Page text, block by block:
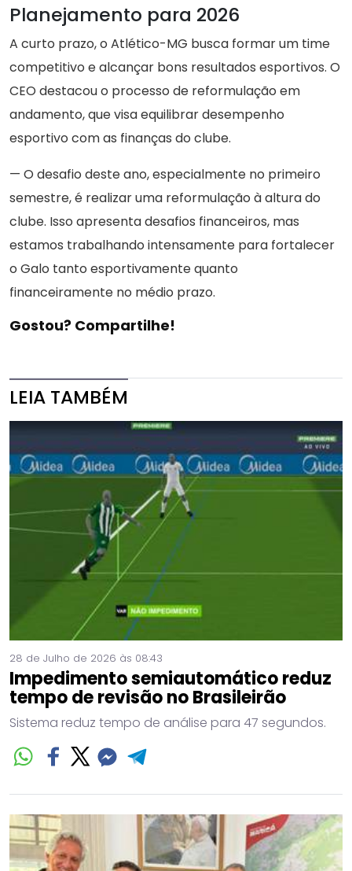
Planejamento para 2026
A curto prazo, o Atlético-MG busca formar um time
competitivo e alcançar bons resultados esportivos. O
CEO destacou o processo de reformulação em
andamento, que visa equilibrar desempenho
esportivo com as finanças do clube.
— O desafio deste ano, especialmente no primeiro
semestre, é realizar uma reformulação à altura do
clube. Isso apresenta desafios financeiros, mas
estamos trabalhando intensamente para fortalecer
o Galo tanto esportivamente quanto
financeiramente no médio prazo.
Gostou? Compartilhe!
LEIA TAMBÉM
28 de Julho de 2026 às 08:43
Impedimento semiautomático reduz
tempo de revisão no Brasileirão
Sistema reduz tempo de análise para 47 segundos.